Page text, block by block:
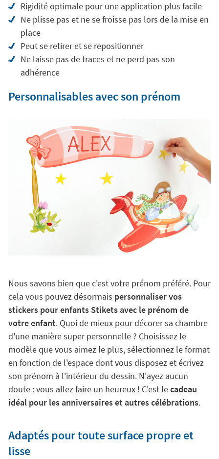
Rigidité optimale pour une application plus facile
Ne plisse pas et ne se froisse pas lors de la mise en
place
Peut se retirer et se repositionner
Ne laisse pas de traces et ne perd pas son
adhérence
Personnalisables avec son prénom
Nous savons bien que c'est votre prénom préféré. Pour
cela vous pouvez désormais personnaliser vos
stickers pour enfants Stikets avec le prénom de
votre enfant. Quoi de mieux pour décorer sa chambre
d'une manière super personnelle ? Choisissez le
modèle que vous aimez le plus, sélectionnez le format
en fonction de l'espace dont vous disposez et écrivez
son prénom à l'intérieur du dessin. N'ayez aucun
doute : vous allez faire un heureux ! C'est lecadeau
idéal pour les anniversaires et autres célébrations.
Adaptés pour toute surface propre et
lisse